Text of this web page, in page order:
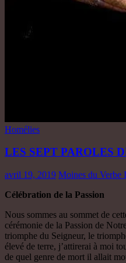
Homélies
LES SEPT PAROLES
avril 19, 2019 Moines du Verbe
Célébration de la Passion
Nous sommes au sommet de
cérémonie de la Passion de
triomphe du Seigneur, le
élevé de terre, j’attirerai à moi
de quel genre de mort il allait